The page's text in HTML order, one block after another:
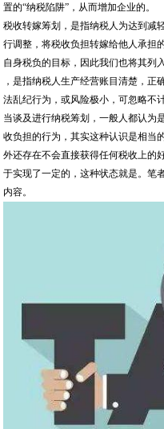
置的“纳税陷阱”，从而增加企业的。
税收转嫁筹划，是指纳税人为达到减
行调整，将税收负担转嫁给他人承担
自身税负的目标，因此我们也将其列
，是指纳税人生产经营账目清楚，正
法乱纪行为，或风险极小，可忽略不
当谈及进行纳税筹划，一般人都认为
收负担的行为，其实这种认识是相当
外还存在不会直接获得任何税收上的
于实现了一定的，这种状态就是。笔
内容。